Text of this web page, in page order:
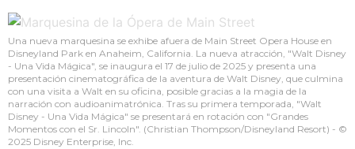
Una nueva marquesina se exhibe afuera de Main Street Opera House en
Disneyland Park en Anaheim, California. La nueva atracción, "Walt Disney
- Una Vida Mágica", se inaugura el 17 de julio de 2025 y presenta una
presentación cinematográfica de la aventura de Walt Disney, que culmina
con una visita a Walt en su oficina, posible gracias a la magia de la
narración con audioanimatrónica. Tras su primera temporada, "Walt
Disney - Una Vida Mágica" se presentará en rotación con "Grandes
Momentos con el Sr. Lincoln". (Christian Thompson/Disneyland Resort) - ©
2025 Disney Enterprise, Inc.